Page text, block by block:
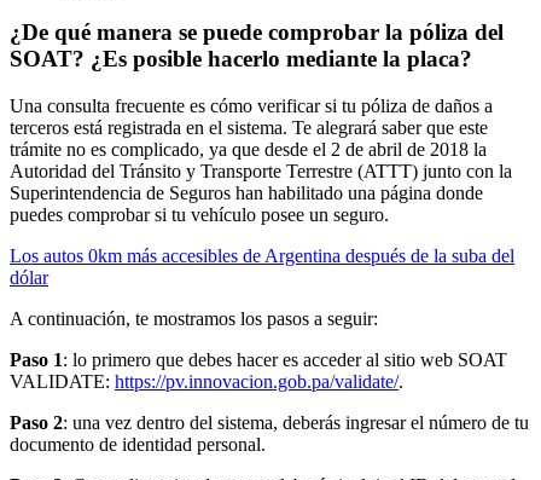
¿De qué manera se puede comprobar la póliza del
SOAT? ¿Es posible hacerlo mediante la placa?
Una consulta frecuente es cómo verificar si tu póliza de daños a
terceros está registrada en el sistema. Te alegrará saber que este
trámite no es complicado, ya que desde el 2 de abril de 2018 la
Autoridad del Tránsito y Transporte Terrestre (ATTT) junto con la
Superintendencia de Seguros han habilitado una página donde
puedes comprobar si tu vehículo posee un seguro.
Los autos 0km más accesibles de Argentina después de la suba del
dólar
A continuación, te mostramos los pasos a seguir:
Paso 1: lo primero que debes hacer es acceder al sitio web SOAT
VALIDATE: https://pv.innovacion.gob.pa/validate/.
Paso 2: una vez dentro del sistema, deberás ingresar el número de tu
documento de identidad personal.